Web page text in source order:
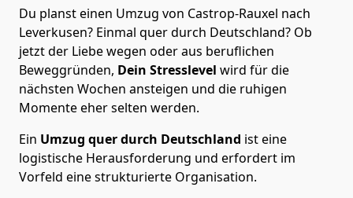
Du planst einen Umzug von Castrop-Rauxel nach
Leverkusen? Einmal quer durch Deutschland? Ob
jetzt der Liebe wegen oder aus beruflichen
Beweggründen, Dein Stresslevel wird für die
nächsten Wochen ansteigen und die ruhigen
Momente eher selten werden.
Ein Umzug quer durch Deutschland ist eine
logistische Herausforderung und erfordert im
Vorfeld eine strukturierte Organisation.